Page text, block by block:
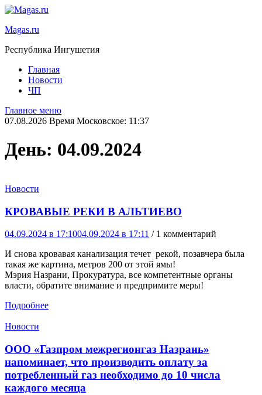
Magas.ru
Республика Ингушетия
Главная
Новости
ЧП
Главное меню
07.08.2026 Время Московское: 11:37
День: 04.09.2024
Новости
КРОВАВЫЕ РЕКИ В АЛЬТИЕВО
04.09.2024 в 17:1004.09.2024 в 17:11 / 1 комментарий
И снова кровавая канализация течет рекой, позавчера была
такая же картина, метров 200 от этой ямы!
Мэрия Назрани, Прокуратура, все компетентные органы
власти, обратите внимание и предпримите меры!
Подробнее
Новости
ООО «Газпром межрегионгаз Назрань»
напоминает, что производить оплату за
потребленный газ необходимо до 10 числа
каждого месяца